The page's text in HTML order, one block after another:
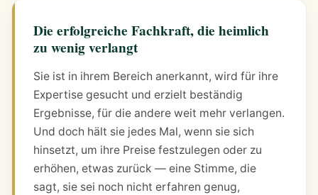
Die erfolgreiche Fachkraft, die heimlich
zu wenig verlangt
Sie ist in ihrem Bereich anerkannt, wird für ihre
Expertise gesucht und erzielt beständig
Ergebnisse, für die andere weit mehr verlangen.
Und doch hält sie jedes Mal, wenn sie sich
hinsetzt, um ihre Preise festzulegen oder zu
erhöhen, etwas zurück — eine Stimme, die
sagt, sie sei noch nicht erfahren genug,